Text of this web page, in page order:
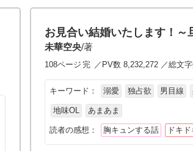
お見合い結婚いたします！～
未華空央/著
108ページ 完 ／PV数 8,232,272 ／総文
キーワード： 溺愛 独占欲 男目線
地味OL あまあま
読者の感想： 胸キュンする話 ドキ